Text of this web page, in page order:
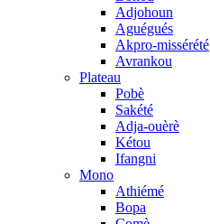
Adjohoun
Aguégués
Akpro-missérété
Avrankou
Plateau
Pobè
Sakété
Adja-ouèrè
Kétou
Ifangni
Mono
Athiémé
Bopa